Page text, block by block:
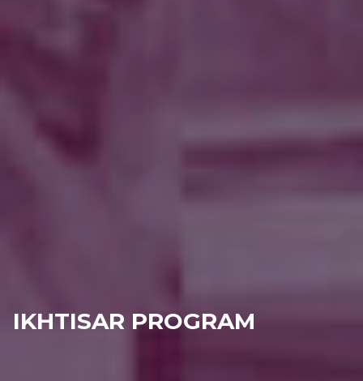
IKHTISAR PROGRAM